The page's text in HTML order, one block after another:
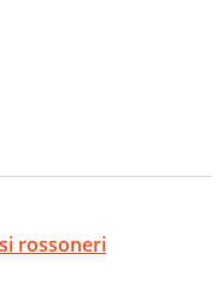
rossoneri